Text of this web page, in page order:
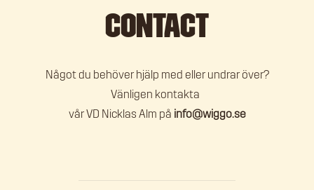
Contact
Något du behöver hjälp med eller undrar över?
Vänligen kontakta
vår VD Nicklas Alm på info@wiggo.se